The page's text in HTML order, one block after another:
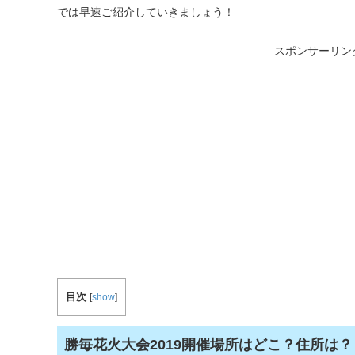
では早速ご紹介していきましょう！
スポンサーリン
目次 [show]
勝毎花火大会2019開催場所はどこ？住所は？